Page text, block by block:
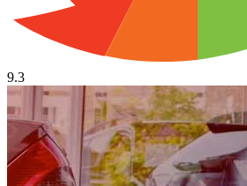
9.3